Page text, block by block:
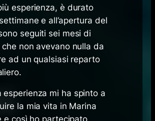
esperienza, è durato
e all’apertura del
seguiti sei mesi di
non avevano nulla da
ad un qualsiasi reparto
esperienza mi ha spinto a
la mia vita in Marina